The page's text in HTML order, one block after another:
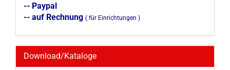
-- Paypal
-- auf Rechnung ( für Einrichtungen )
Download/Kataloge